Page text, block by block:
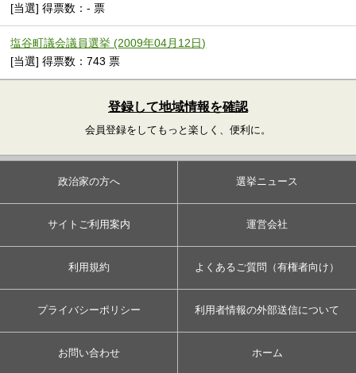
[当選] 得票数：- 票
塩谷町議会議員選挙 (2009年04月12日)
[当選] 得票数：743 票
登録して地域情報を確認
会員登録をしてもっと楽しく、便利に。
政治家の方へ 選挙ニュース
サイトご利用案内 運営会社
利用規約 よくあるご質問（有権者向け）
プライバシーポリシー 利用者情報の外部送信について
お問い合わせ ホーム